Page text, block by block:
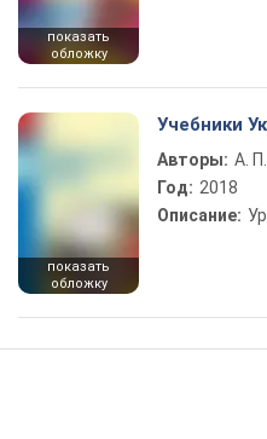
показать
обложку
показать
обложку
Учебники
Авторы: А.
Год: 2018
Описание: